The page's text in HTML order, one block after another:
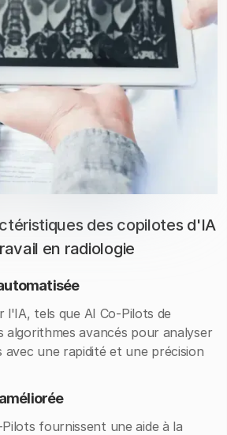
des copilotes d'IA
en radiologie
l'IA, tels que AI Co-Pilots de
algorithmes avancés pour analyser
avec une rapidité et une précision
fournissent une aide à la